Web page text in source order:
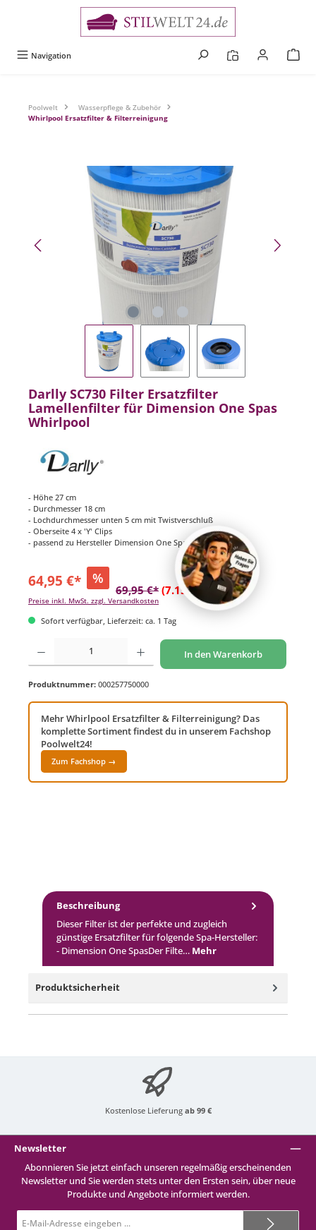
Navigation
Poolwelt
Wasserpflege & Zubehör
Whirlpool Ersatzfilter & Filterreinigung
Bildergalerie überspringen
Darlly SC730 Filter Ersatzfilter
Lamellenfilter für Dimension One Spas
Whirlpool
- Höhe 27 cm
- Durchmesser 18 cm
- Lochdurchmesser unten 5 cm mit Twistverschluß
- Oberseite 4 x 'Y' Clips
- passend zu Hersteller Dimension One Spas
64,95 €* %
69,95 €* (7.15% gespart)
Preise inkl. MwSt. zzgl. Versandkosten
Sofort verfügbar, Lieferzeit: ca. 1 Tag
Produkt Anzahl: Gib den gewünschten Wert ein oder benutze die Schaltflächen um
In den Warenkorb
Produktnummer: 000257750000
Mehr Whirlpool Ersatzfilter & Filterreinigung? Das
komplette Sortiment findest du in unserem Fachshop
Poolwelt24!
Zum Fachshop →
Beschreibung
Dieser Filter ist der perfekte und zugleich
günstige Ersatzfilter für folgende Spa-Hersteller:
- Dimension One SpasDer Filte… Mehr
Produktsicherheit
Kostenlose Lieferung ab 99 €
Newsletter
Abonnieren Sie jetzt einfach unseren regelmäßig erscheinenden
Newsletter und Sie werden stets unter den Ersten sein, über neue
Produkte und Angebote informiert werden.
Mail-